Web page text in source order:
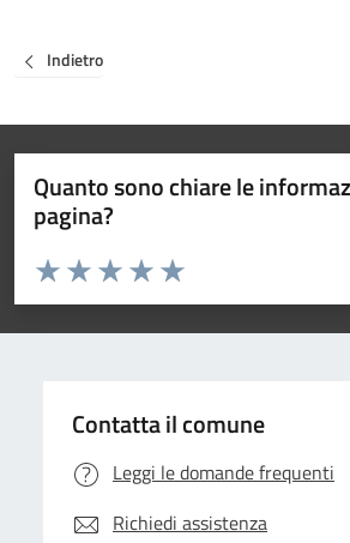
Indietro
Quanto sono chiare le
pagina?
Valuta da 1 a 5 stelle la pagina
Valuta 5 stelle su 5
Valuta 4 stelle su 5
Valuta 3 stelle su 5
Valuta 2 stelle su 5
Valuta 1 stelle su 5
Contatta il comune
Leggi le domande frequenti
Richiedi assistenza